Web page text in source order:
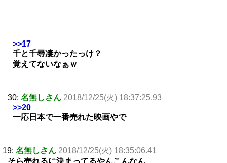
>>17
千と千尋凄かったっけ？
覚えてないなぁｗ
30: 名無しさん 2018/12/25(火) 18:37:25.93
>>20
一応日本で一番売れた映画やで
19: 名無しさん 2018/12/25(火) 18:35:06.41